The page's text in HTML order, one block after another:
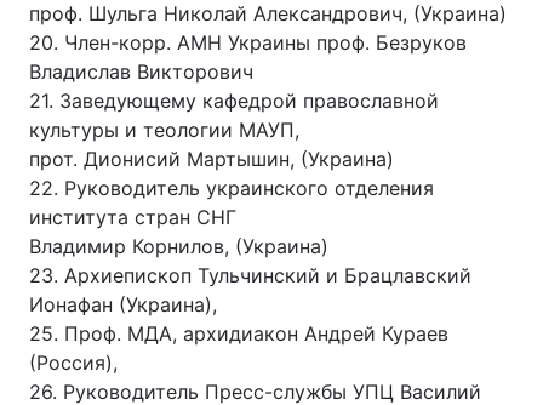
проф. Шульга Николай Александрович, (Украина)
20. Член-корр. АМН Украины проф. Безруков
Владислав Викторович
21. Заведующему кафедрой православной
культуры и теологии МАУП,
прот. Дионисий Мартышин, (Украина)
22. Руководитель украинского отделения
института стран СНГ
Владимир Корнилов, (Украина)
23. Архиепископ Тульчинский и Брацлавский
Ионафан (Украина),
25. Проф. МДА, архидиакон Андрей Кураев
(Россия),
26. Руководитель Пресс-службы УПЦ Василий